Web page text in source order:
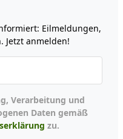
Eilmeldungen,
Jetzt anmelden!
Daten gemäß
zu.